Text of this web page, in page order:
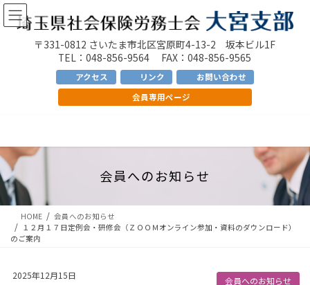
コ
ン
プ
ナ
ビ
動
〒331-0812 さいたま市北区宮原町4-13-2 坂本ビル1F
TEL：048-856-9564 FAX：048-856-9565
アクセス リンク
お問い合わせ
会員専用ページ
会員へのお知らせ
HOME
会員へのお知らせ
１２月１７日定例会・研修会（ＺＯＯＭオンライン参加・資料のダウンロード）
のご案内
2025年12月15日 会員へのお知らせ